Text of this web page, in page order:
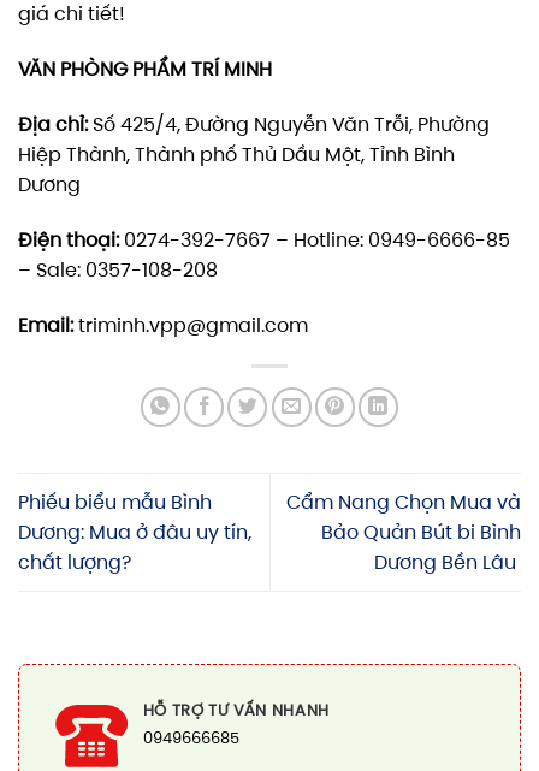
giá chi tiết!
VĂN PHÒNG PHẨM TRÍ MINH
Địa chỉ:Số 425/4, Đường Nguyễn Văn Trỗi, Phường
Hiệp Thành, Thành phố Thủ Dầu Một, Tỉnh Bình
Dương
Điện thoại:0274-392-7667 – Hotline: 0949-6666-85
– Sale: 0357-108-208
Email:triminh.vpp@gmail.com
Phiếu biểu mẫu Bình
Dương: Mua ở đâu uy tín,
chất lượng?
Cẩm Nang Chọn Mua và
Bảo Quản Bút bi Bình
Dương Bền Lâu
HỖ TRỢ TƯ VẤN NHANH
0949666685